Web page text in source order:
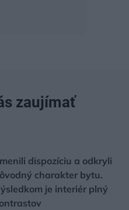
zaujímať
dispozíciu a odkryli
charakter bytu.
je interiér plný